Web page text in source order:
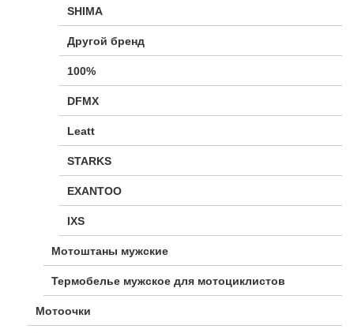
SHIMA
Другой бренд
100%
DFMX
Leatt
STARKS
EXANTOO
IXS
Мотоштаны мужские
Термобелье мужское для мотоциклистов
Мотоочки